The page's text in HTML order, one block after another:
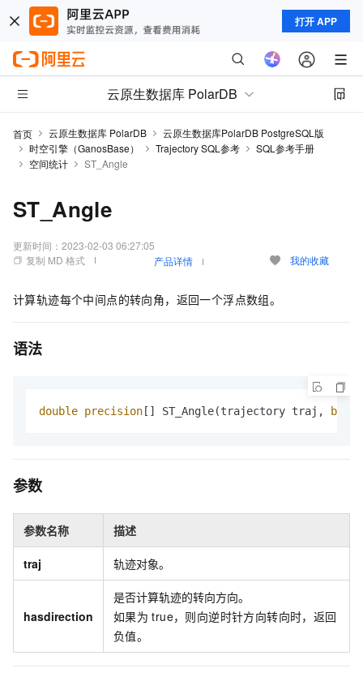
打开 APP
云原生数据库 PolarDB
首页 云原生数据库 PolarDB
云原生数据库PolarDB PostgreSQL版
时空引擎（GanosBase）
Trajectory SQL参考
SQL参考手册
空间统计
ST_Angle
ST_Angle
更新时间： 2023-02-03 06:27:05
复制 MD 格式
产品详情 我的收藏
计算轨迹每个中间点的转向角，返回一个浮点数组。
语法
double precision [] ST_Angle(trajectory traj,
参数
参数名称 描述
traj 轨迹对象。
hasdirection
是否计算轨迹的转向方向。
如果为 true，则向逆时针方向转向时，返回
负值。